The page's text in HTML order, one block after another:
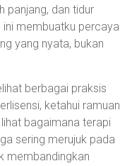
panjang, dan tidur
ini membuatku percaya
yang nyata, bukan
berbagai praksis
ketahui ramuan
bagaimana terapi
sering merujuk pada
membandingkan